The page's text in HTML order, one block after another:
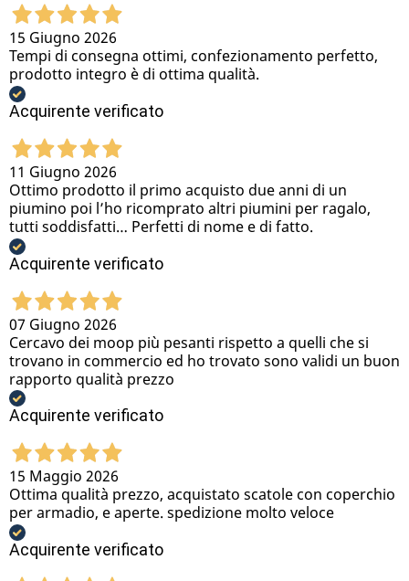
15 Giugno 2026
Tempi di consegna ottimi, confezionamento perfetto,
prodotto integro è di ottima qualità.
Acquirente verificato
11 Giugno 2026
Ottimo prodotto il primo acquisto due anni di un
piumino poi l’ho ricomprato altri piumini per ragalo,
tutti soddisfatti… Perfetti di nome e di fatto.
Acquirente verificato
07 Giugno 2026
Cercavo dei moop più pesanti rispetto a quelli che si
trovano in commercio ed ho trovato sono validi un buon
rapporto qualità prezzo
Acquirente verificato
15 Maggio 2026
Ottima qualità prezzo, acquistato scatole con coperchio
per armadio, e aperte. spedizione molto veloce
Acquirente verificato